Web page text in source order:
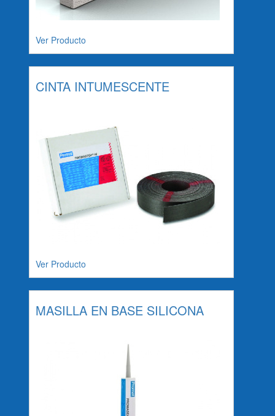
Ver Producto
CINTA INTUMESCENTE
Ver Producto
MASILLA EN BASE SILICONA